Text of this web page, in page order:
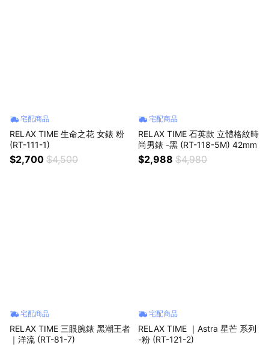
宅配商品
RELAX TIME 生命之花 女錶 粉
(RT-111-1)
$2,700 $4,500
宅配商品
RELAX TIME 石英款 立體格紋時
尚男錶 -黑 (RT-118-5M) 42mm
$2,988 $4,980
宅配商品
RELAX TIME 三眼腕錶 黑潮王者
｜洋流 (RT-81-7)
宅配商品
RELAX TIME ｜Astra 星芒 系列
-粉 (RT-121-2)